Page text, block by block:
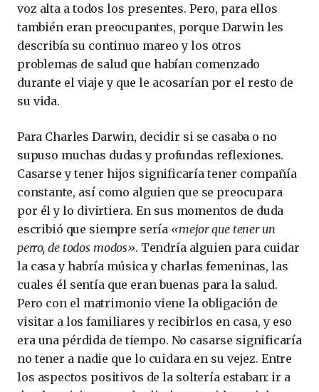
voz alta a todos los presentes. Pero, para ellos
también eran preocupantes, porque Darwin les
describía su continuo mareo y los otros
problemas de salud que habían comenzado
durante el viaje y que le acosarían por el resto de
su vida.
Para Charles Darwin, decidir si se casaba o no
supuso muchas dudas y profundas reflexiones.
Casarse y tener hijos significaría tener compañía
constante, así como alguien que se preocupara
por él y lo divirtiera. En sus momentos de duda
escribió que siempre sería «mejor que tener un
perro, de todos modos». Tendría alguien para cuidar
la casa y habría música y charlas femeninas, las
cuales él sentía que eran buenas para la salud.
Pero con el matrimonio viene la obligación de
visitar a los familiares y recibirlos en casa, y eso
era una pérdida de tiempo. No casarse significaría
no tener a nadie que lo cuidara en su vejez. Entre
los aspectos positivos de la soltería estaban: ir a